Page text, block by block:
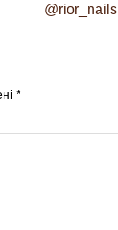
@rior_nails
*